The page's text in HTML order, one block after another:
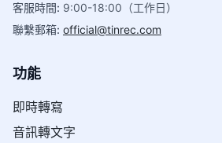
客服時間: 9:00-18:00（工作日）
聯繫郵箱: official@tinrec.com
功能
即時轉寫
音訊轉文字